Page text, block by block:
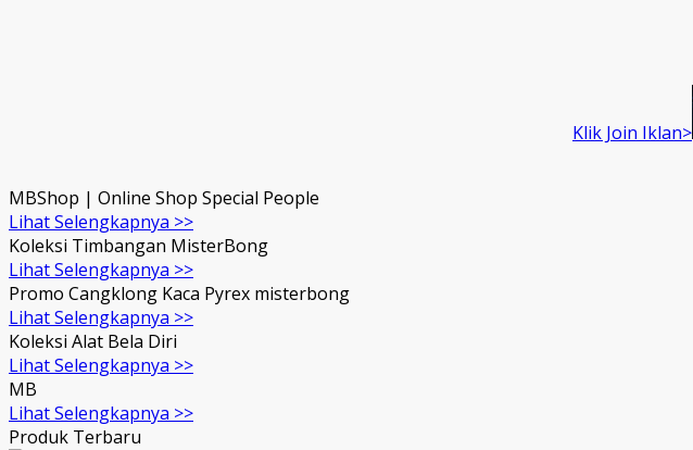
Klik Join Iklan>
MBShop | Online Shop Special People
Lihat Selengkapnya >>
Koleksi Timbangan MisterBong
Lihat Selengkapnya >>
Promo Cangklong Kaca Pyrex misterbong
Lihat Selengkapnya >>
Koleksi Alat Bela Diri
Lihat Selengkapnya >>
MB
Lihat Selengkapnya >>
Produk Terbaru